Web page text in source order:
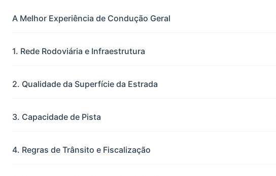
A Melhor Experiência de Condução Geral
1. Rede Rodoviária e Infraestrutura
2. Qualidade da Superfície da Estrada
3. Capacidade de Pista
4. Regras de Trânsito e Fiscalização